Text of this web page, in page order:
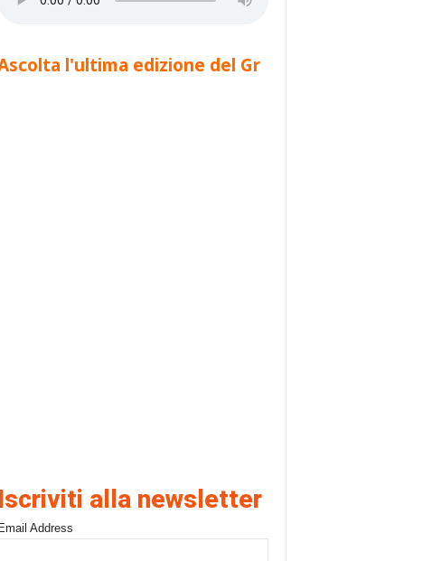
l'ultima edizione del Gr
Iscriviti alla newsletter
Email Address